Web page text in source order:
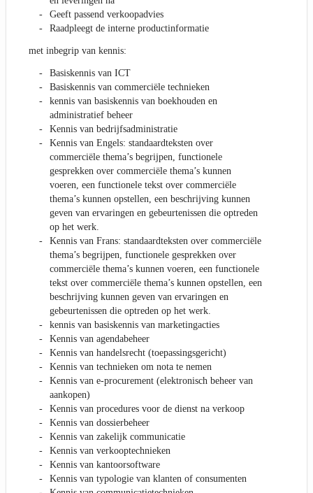
Geeft passend verkoopadvies
Raadpleegt de interne productinformatie
met inbegrip van kennis:
Basiskennis van ICT
Basiskennis van commerciële technieken
kennis van basiskennis van boekhouden en
administratief beheer
Kennis van bedrijfsadministratie
Kennis van Engels: standaardteksten over
commerciële thema’s begrijpen, functionele
gesprekken over commerciële thema’s kunnen
voeren, een functionele tekst over commerciële
thema’s kunnen opstellen, een beschrijving kunnen
geven van ervaringen en gebeurtenissen die optreden
op het werk.
Kennis van Frans: standaardteksten over commerciële
thema’s begrijpen, functionele gesprekken over
commerciële thema’s kunnen voeren, een functionele
tekst over commerciële thema’s kunnen opstellen, een
beschrijving kunnen geven van ervaringen en
gebeurtenissen die optreden op het werk.
kennis van basiskennis van marketingacties
Kennis van agendabeheer
Kennis van handelsrecht (toepassingsgericht)
Kennis van technieken om nota te nemen
Kennis van e-procurement (elektronisch beheer van
aankopen)
Kennis van procedures voor de dienst na verkoop
Kennis van dossierbeheer
Kennis van zakelijk communicatie
Kennis van verkooptechnieken
Kennis van kantoorsoftware
Kennis van typologie van klanten of consumenten